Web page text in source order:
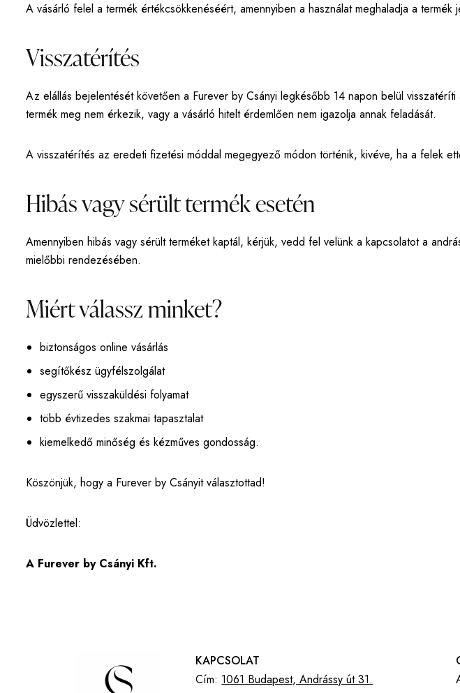
A vásárló felel a termék értékcsökkenéséért, amennyiben a használat meghaladja a
Visszatérítés
Az elállás bejelentését követően a Furever by Csányi legkésőbb 14 napon belül
termék meg nem érkezik, vagy a vásárló hitelt érdemlően nem igazolja annak feladását.
A visszatérítés az eredeti fizetési móddal megegyező módon történik, kivéve, ha a felek
Hibás vagy sérült termék esetén
Amennyiben hibás vagy sérült terméket kaptál, kérjük, vedd fel velünk a kapcsolatot a
mielőbbi rendezésében.
Miért válassz minket?
biztonságos online vásárlás
segítőkész ügyfélszolgálat
egyszerű visszaküldési folyamat
több évtizedes szakmai tapasztalat
kiemelkedő minőség és kézműves gondosság.
Köszönjük, hogy a Furever by Csányit választottad!
Üdvözlettel:
A Furever by Csányi Kft.
KAPCSOLAT
Cím: 1061 Budapest, Andrássy út 31.